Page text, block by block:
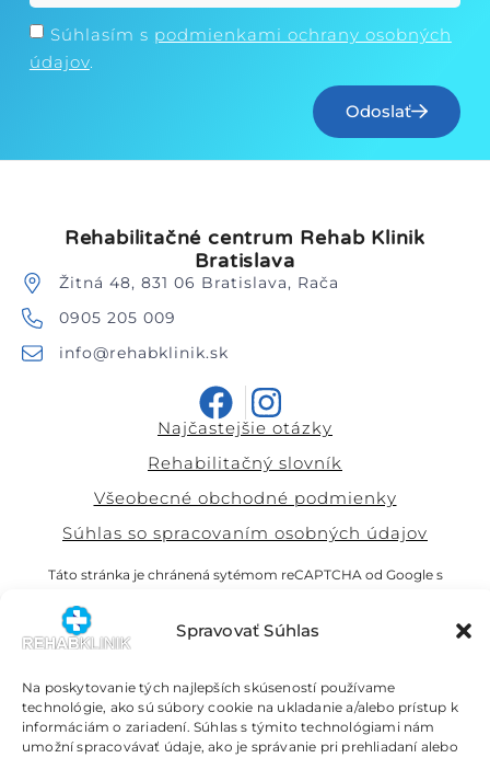
Spravovať Súhlas
Na poskytovanie tých najlepších skúseností používame
technológie, ako sú súbory cookie na ukladanie a/alebo prístup k
informáciám o zariadení. Súhlas s týmito technológiami nám
umožní spracovávať údaje, ako je správanie pri prehliadaní alebo
Súhlasím s podmienkami ochrany osobných
údajov.
Odoslať
Rehabilitačné centrum Rehab Klinik
Bratislava
Žitná 48, 831 06 Bratislava, Rača
0905 205 009
info@rehabklinik.sk
Najčastejšie otázky
Rehabilitačný slovník
Všeobecné obchodné podmienky
Súhlas so spracovaním osobných údajov
Táto stránka je chránená sytémom reCAPTCHA od Google s
Naši partneri